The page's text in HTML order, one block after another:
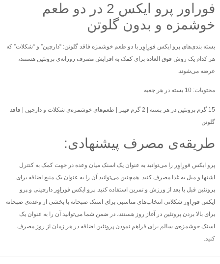
فوراور پرو ایکس 2 در دو طعم
خوشمزه و بدون گلوتن
بسته بندی‌های پرو ایکس فورِاوِر با دو طعم خوشمز‌ه فاقد گلوتن: “دارچین” و “شکلات” که
هر کدام یک روش فوق العاده برای کمک به افزایش مصرف روزانه‌ی پروتئین هستند،
عرضه می‌شوند.
محتویات: 10 بسته در هر جعبه
15 گرم پروتئین در هر بسته | 2 گرم فیبر | طعم‌های خوشمزه‌ی شکلات و دارچین | فاقد
گلوتن
طریقه‌ی مصرف پیشنهادی:
پرو ایکس فورِاوِر را می‌توانید به عنوان یک اسنک میان وعده در جهت کمک به کنترل
اشتها و میل به غذا مصرف کنید. همچنین می‌توانید آن را به عنوان یک منبع اضافه برای
پروتئین قبل یا بعد از ورزش و تمرین استفاده کنید. پرو ایکس فوراِوِر دارچینی و پرو
ایکس فورِاوِر شکلاتی انتخاب‌های مناسبی برای اسنک صبحانه یا بخشی از وعده‌ی صبحانه
برای بالا بردن پروتئین در آغاز روز هستند، در ضمن شما می‌توانید آن را به عنوان یک
اسنک خوشمزه‌ی سالم برای فراهم نمودن پروتئین اضافه در هر زمان از روز مصرف
کنید.